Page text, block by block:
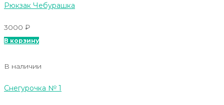
Рюкзак Чебурашка
3000 ₽
В корзину
В наличии
Снегурочка № 1